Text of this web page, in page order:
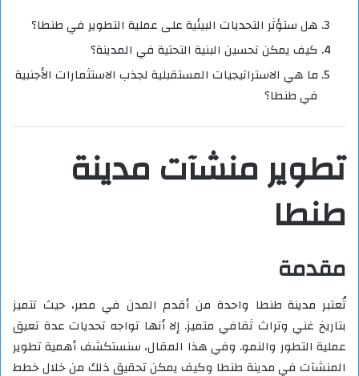
هل ستؤثر التحديات البيئية على عملية التطوير في طنطا؟
كيف يمكن تحسين البنية التحتية في المدينة؟
ما هي الاستراتيجيات المستقبلية لجذب الاستثمارات الأجنبية
في طنطا؟
تطوير منشآت مدينة
طنطا
مقدمة
تُعتبر مدينة طنطا واحدة من أقدم المدن في مصر، حيث تتميز
بتاريخ غني وتراث ثقافي متميز. إلا أنها تواجه تحديات عدة تعيق
عملية التطور والنمو. وفي هذا المقال، سنستكشف أهمية تطوير
المنشآت في مدينة طنطا وكيف يمكن تحقيق ذلك من خلال خطط